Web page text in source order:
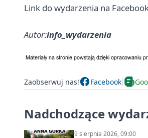
Link do wydarzenia na
Autor:info_wydarzenia
Zaobserwuj nas! Facebook
Nadchodzące
9 sierpnia 2026, 09:00